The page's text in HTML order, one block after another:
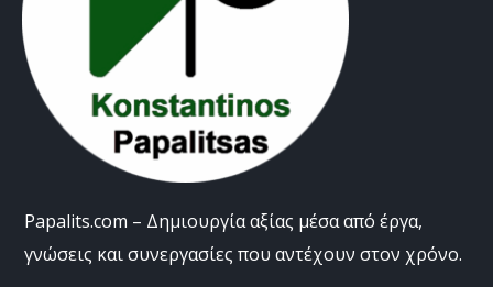
Papalits.com – Δημιουργία αξίας μέσα από έργα,
γνώσεις και συνεργασίες που αντέχουν στον χρόνο.